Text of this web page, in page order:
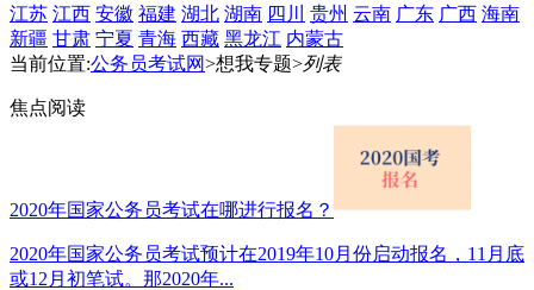
江苏 江西 安徽 福建 湖北 湖南 四川 贵州 云南 广东 广西 海南
新疆 甘肃 宁夏 青海 西藏 黑龙江 内蒙古
当前位置:公务员考试网>想我专题>列表
焦点阅读
2020年国家公务员考试在哪进行报名？
2020年国家公务员考试预计在2019年10月份启动报名，11月底
或12月初笔试。那2020年...